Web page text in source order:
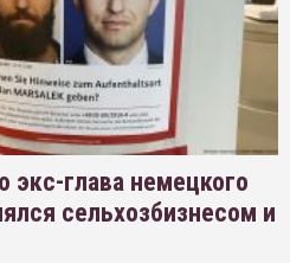
глава немецкого
сельхозбизнесом и